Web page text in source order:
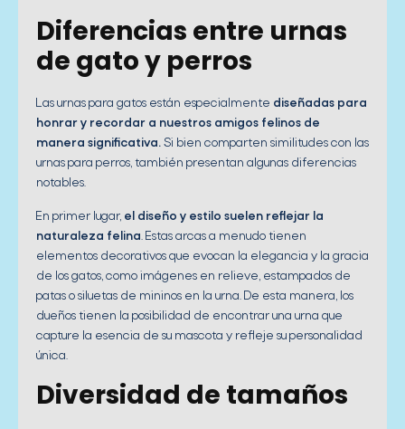
Diferencias entre urnas
de gato y perros
Las urnas para gatos están especialmente diseñadas para
honrar y recordar a nuestros amigos felinos de
manera significativa. Si bien comparten similitudes con las
urnas para perros, también presentan algunas diferencias
notables.
En primer lugar, el diseño y estilo suelen reflejar la
naturaleza felina. Estas arcas a menudo tienen
elementos decorativos que evocan la elegancia y la gracia
de los gatos, como imágenes en relieve, estampados de
patas o siluetas de mininos en la urna. De esta manera, los
dueños tienen la posibilidad de encontrar una urna que
capture la esencia de su mascota y refleje su personalidad
única.
Diversidad de tamaños